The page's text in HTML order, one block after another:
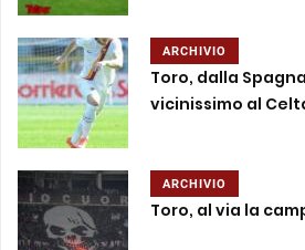
ARCHIVIO
Toro, dalla
vicinissimo al
ARCHIVIO
Toro, al via la